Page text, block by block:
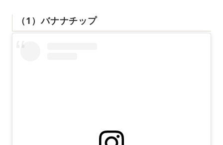
（1）バナナチップ